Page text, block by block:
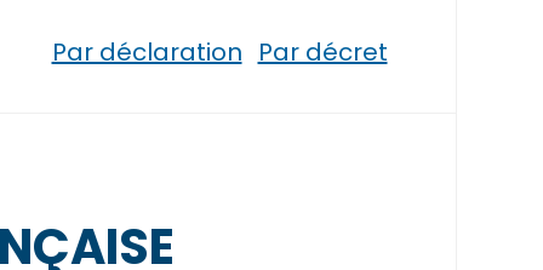
Par déclaration Par décret